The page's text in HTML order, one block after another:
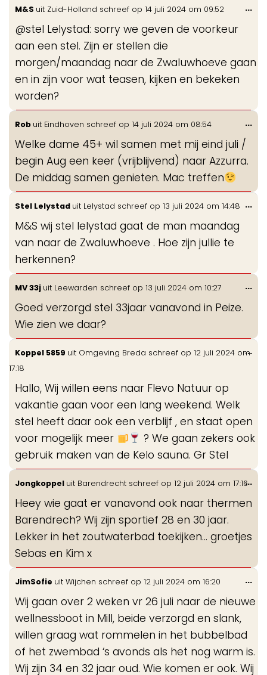
M&S uit Zuid-Holland schreef op 14 juli 2024 om 09:52
@stel Lelystad: sorry we geven de voorkeur
aan een stel. Zijn er stellen die
morgen/maandag naar de Zwaluwhoeve gaan
en in zijn voor wat teasen, kijken en bekeken
worden?
...
Rob uit Eindhoven schreef op 14 juli 2024 om 08:54
Welke dame 45+ wil samen met mij eind juli /
begin Aug een keer (vrijblijvend) naar Azzurra.
De middag samen genieten. Mac treffen
...
Stel Lelystad uit Lelystad schreef op 13 juli 2024 om 14:48
M&S wij stel lelystad gaat de man maandag
van naar de Zwaluwhoeve . Hoe zijn jullie te
herkennen?
...
MV 33j uit Leewarden schreef op 13 juli 2024 om 10:27
Goed verzorgd stel 33jaar vanavond in Peize.
Wie zien we daar?
...
Koppel 5859 uit Omgeving Breda schreef op 12 juli 2024 om
17:18
Hallo, Wij willen eens naar Flevo Natuur op
vakantie gaan voor een lang weekend. Welk
stel heeft daar ook een verblijf , en staat open
voor mogelijk meer
? We gaan zekers ook
gebruik maken van de Kelo sauna. Gr Stel
...
Jongkoppel uit Barendrecht schreef op 12 juli 2024 om 17:16
Heey wie gaat er vanavond ook naar thermen
Barendrech? Wij zijn sportief 28 en 30 jaar.
Lekker in het zoutwaterbad toekijken… groetjes
Sebas en Kim x
...
JimSofie uit Wijchen schreef op 12 juli 2024 om 16:20
Wij gaan over 2 weken vr 26 juli naar de nieuwe
wellnessboot in Mill, beide verzorgd en slank,
willen graag wat rommelen in het bubbelbad
of het zwembad ‘s avonds als het nog warm is.
Wij zijn 34 en 32 jaar oud. Wie komen er ook. Wij
...